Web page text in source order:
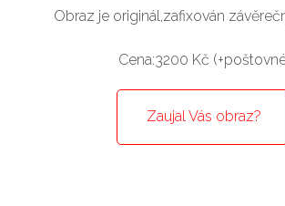
Obraz je originál,zafixován
Cena:3200 Kč
Zaujal Vás obraz?